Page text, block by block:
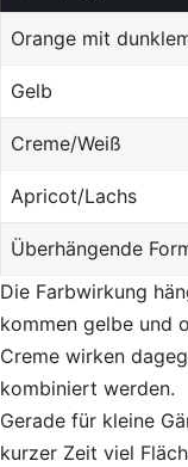
Orange mit
Gelb
Creme/Weiß
Apricot/Lachs
Überhängende
Die Farbwirkung
kommen gelbe und
Creme wirken
kombiniert werden.
Gerade für kleine
kurzer Zeit viel